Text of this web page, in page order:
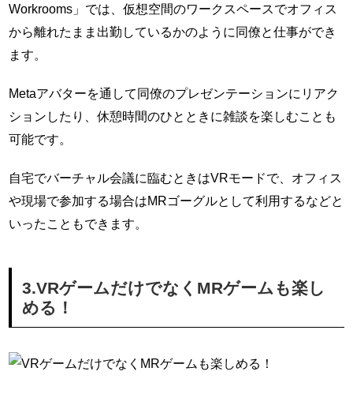
Workrooms」では、仮想空間のワークスペースでオフィス
から離れたまま出勤しているかのように同僚と仕事ができ
ます。
Metaアバターを通して同僚のプレゼンテーションにリアク
ションしたり、休憩時間のひとときに雑談を楽しむことも
可能です。
自宅でバーチャル会議に臨むときはVRモードで、オフィス
や現場で参加する場合はMRゴーグルとして利用するなどと
いったこともできます。
3.VRゲームだけでなくMRゲームも楽し
める！